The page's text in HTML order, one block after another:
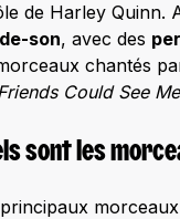
de Harley Quinn.
son, avec des
chantés
Could See
sont les